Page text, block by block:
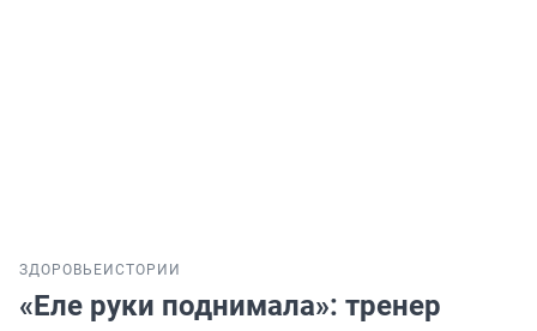
ЗДОРОВЬЕ ИСТОРИИ
«Еле руки поднимала»: тренер